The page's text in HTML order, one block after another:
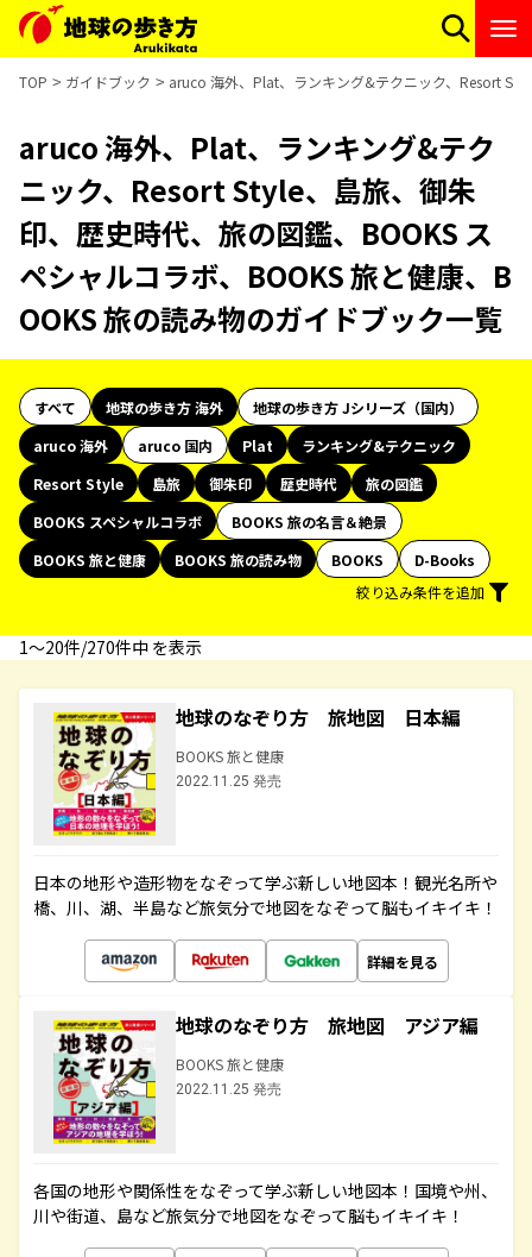
TOP ガイドブック aruco 海外、Plat、ランキング&テクニック、Resort
aruco 海外、Plat、ランキング&テク
ニック、Resort Style、島旅、御朱
印、歴史時代、旅の図鑑、BOOKS ス
ペシャルコラボ、BOOKS 旅と健康、B
OOKS 旅の読み物のガイドブック一覧
すべて 地球の歩き方 海外
地球の歩き方 Jシリーズ（国内）
aruco 海外
aruco 国内 Plat
ランキング&テクニック
Resort Style
島旅 御朱印 歴史時代
旅の図鑑
BOOKS スペシャルコラボ
BOOKS 旅の名言＆絶景
BOOKS 旅と健康
BOOKS 旅の読み物 BOOKS
D-Books
絞り込み条件を追加
1〜20件/270件中 を表示
地球のなぞり方 旅地図 日本編
BOOKS 旅と健康
2022.11.25 発売
日本の地形や造形物をなぞって学ぶ新しい地図本！観光名所や
橋、川、湖、半島など旅気分で地図をなぞって脳もイキイキ！
詳細を見る
地球のなぞり方 旅地図 アジア編
BOOKS 旅と健康
2022.11.25 発売
各国の地形や関係性をなぞって学ぶ新しい地図本！国境や州、
川や街道、島など旅気分で地図をなぞって脳もイキイキ！